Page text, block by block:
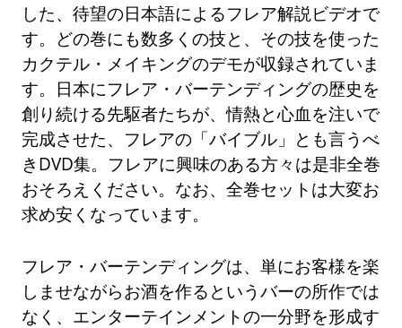
した、待望の日本語によるフレア解説ビデオで
す。どの巻にも数多くの技と、その技を使った
カクテル・メイキングのデモが収録されていま
す。日本にフレア・バーテンディングの歴史を
創り続ける先駆者たちが、情熱と心血を注いで
完成させた、フレアの「バイブル」とも言うべ
きDVD集。フレアに興味のある方々は是非全巻
おそろえください。なお、全巻セットは大変お
求め安くなっています。
フレア・バーテンディングは、単にお客様を楽
しませながらお酒を作るというバーの所作では
なく、エンターテインメントの一分野を形成す